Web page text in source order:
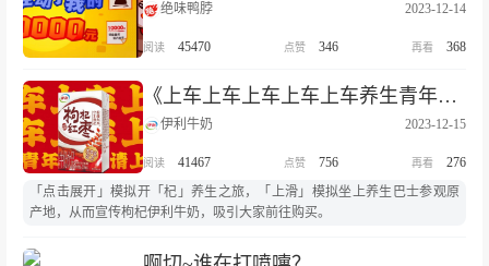
绝味鸭脖 2023-12-14
45470 346 368
《上车上车上车上车上车养生青年请上车》
伊利牛奶 2023-12-15
41467 756
276
「点击展开」模拟开「杞」养生之旅，「上滑」模拟坐上养生巴士参观原
产地，从而宣传枸杞伊利牛奶，吸引大家前往购买。